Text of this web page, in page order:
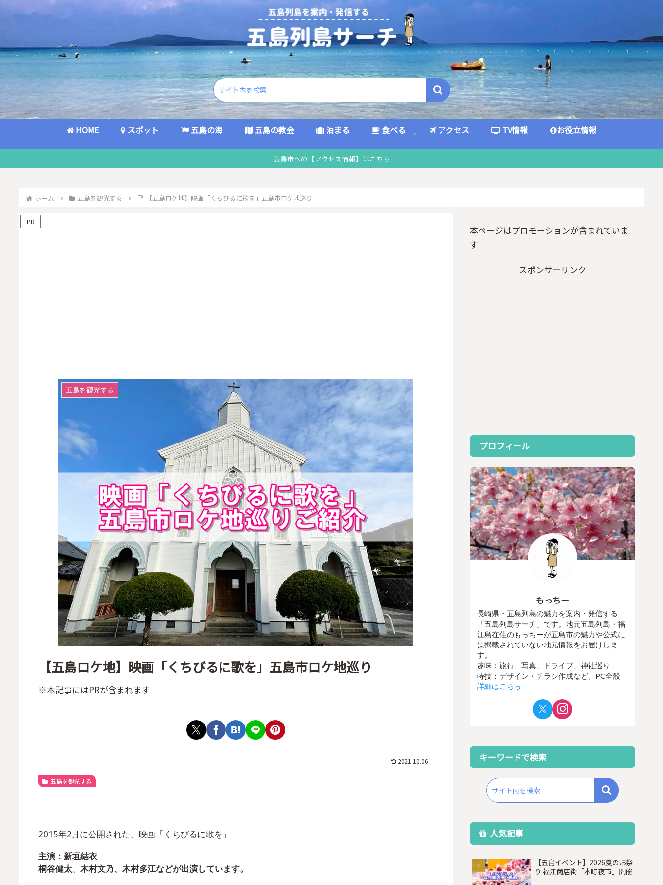
HOME スポット 五島の海 五島の教会 泊まる 食べる アクセス TV情報 お役立情報
五島市への【アクセス情報】はこちら
ホーム 五島を観光する 【五島ロケ地】映画「くちびるに歌を」五島市ロケ地巡り
PR
【五島ロケ地】映画「くちびるに歌を」五島市ロケ地巡り
※本記事にはPRが含まれます
五島を観光する
2021.10.06
五島を観光する
2015年2月に公開された、映画「くちびるに歌を」
主演：新垣結衣
桐谷健太、木村文乃、木村多江などが出演しています。
本ページはプロモーションが含まれていま
す
スポンサーリンク
プロフィール
もっちー
長崎県・五島列島の魅力を案内・発信する
「五島列島サーチ」です。地元五島列島・福
江島在住のもっちーが五島市の魅力や公式に
は掲載されていない地元情報をお届けしま
す。
趣味：旅行、写真、ドライブ、神社巡り
特技：デザイン・チラシ作成など、PC全般
詳細はこちら
キーワードで検索
人気記事
【五島イベント】2026夏のお祭
り 福江商店街「本町夜市」開催